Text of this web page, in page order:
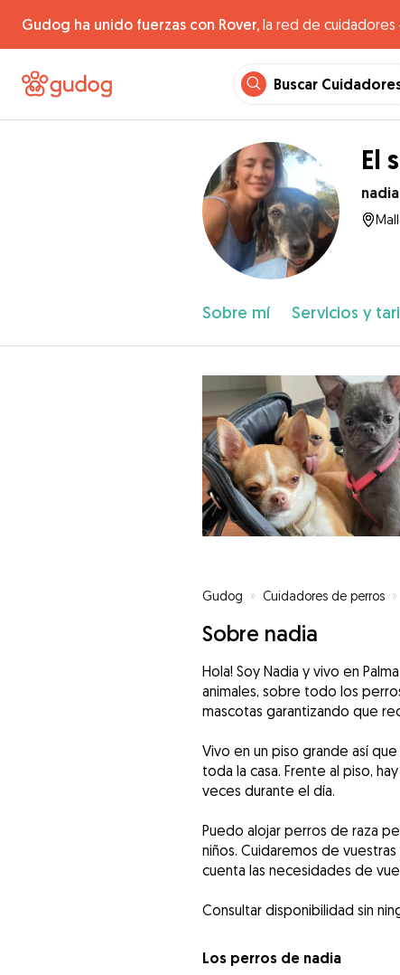
Gudog ha unido fuerzas con Rover, la red de
Buscar
El
nadia
Sobre mí Servicios y
Gudog » Cuidadores de perros »
Sobre nadia
Hola! Soy Nadia y vivo en
animales, sobre todo los
mascotas garantizando que
Vivo en un piso grande así
toda la casa. Frente al piso,
veces durante el día.
Puedo alojar perros de raza
niños. Cuidaremos de
cuenta las necesidades de
Consultar disponibilidad sin
Los perros de nadia